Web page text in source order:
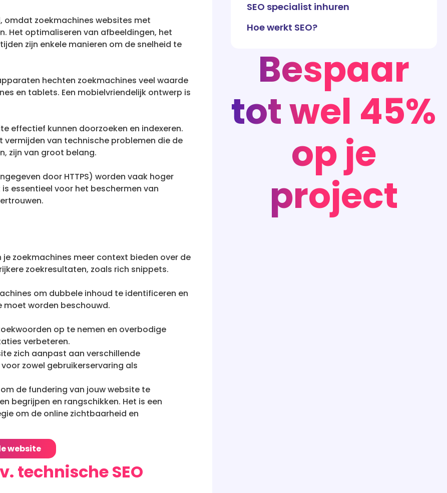
omdat zoekmachines websites met
Het optimaliseren van afbeeldingen, het
zijn enkele manieren om de snelheid te
hechten zoekmachines veel waarde
en tablets. Een mobielvriendelijk ontwerp is
effectief kunnen doorzoeken en indexeren.
vermijden van technische problemen die de
zijn van groot belang.
door HTTPS) worden vaak hoger
essentieel voor het beschermen van
zoekmachines meer context bieden over de
zoekresultaten, zoals rich snippets.
om dubbele inhoud te identificeren en
moet worden beschouwd.
op te nemen en overbodige
verbeteren.
zich aanpast aan verschillende
zowel gebruikerservaring als
de fundering van jouw website te
begrijpen en rangschikken. Het is een
om de online zichtbaarheid en
website
technische SEO
SEO specialist inhuren
Hoe werkt SEO?
Bespaar
tot wel 45%
op je
project